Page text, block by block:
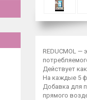
REDUCMOL —
Действует
На каждые 5
Добавка для
прямого